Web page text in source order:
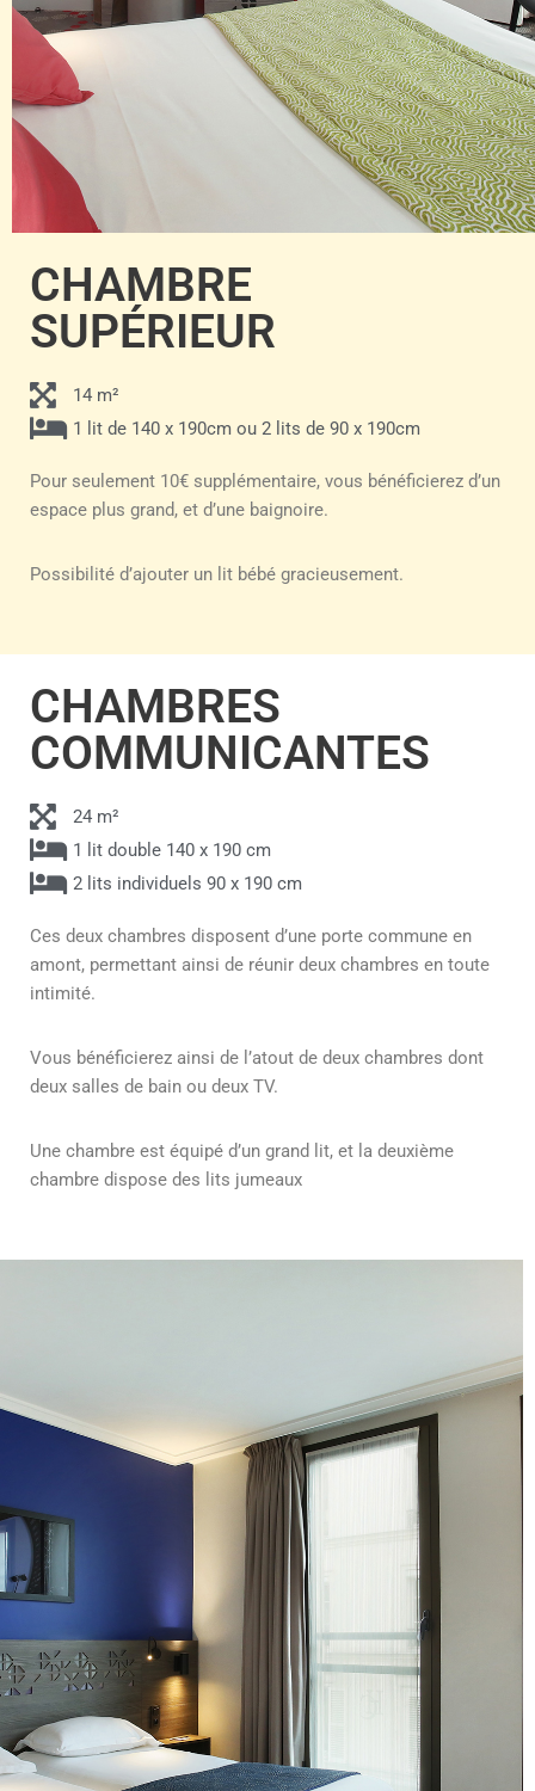
CHAMBRE
SUPÉRIEUR
14 m²
1 lit de 140 x 190cm ou 2 lits de 90 x 190cm
Pour seulement 10€ supplémentaire, vous bénéficierez d’un
espace plus grand, et d’une baignoire.
Possibilité d’ajouter un lit bébé gracieusement.
CHAMBRES
COMMUNICANTES
24 m²
1 lit double 140 x 190 cm
2 lits individuels 90 x 190 cm
Ces deux chambres disposent d’une porte commune en
amont, permettant ainsi de réunir deux chambres en toute
intimité.
Vous bénéficierez ainsi de l’atout de deux chambres dont
deux salles de bain ou deux TV.
Une chambre est équipé d’un grand lit, et la deuxième
chambre dispose des lits jumeaux